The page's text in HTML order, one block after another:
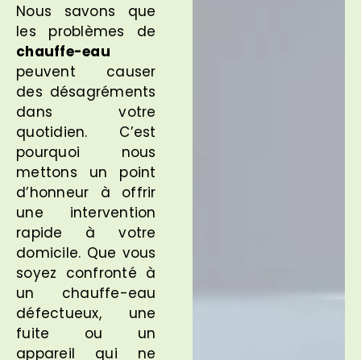
Nous savons que
les problèmes de
chauffe-eau
peuvent causer
des désagréments
dans votre
quotidien. C’est
pourquoi nous
mettons un point
d’honneur à offrir
une intervention
rapide à votre
domicile. Que vous
soyez confronté à
un chauffe-eau
défectueux, une
fuite ou un
appareil qui ne